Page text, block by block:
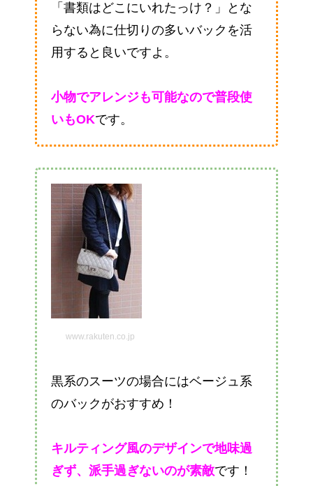
「書類はどこにいれたっけ？」とな
らない為に仕切りの多いバックを活
用すると良いですよ。
小物でアレンジも可能なので普段使
いもOKです。
www.rakuten.co.jp
黒系のスーツの場合にはベージュ系
のバックがおすすめ！
キルティング風のデザインで地味過
ぎず、派手過ぎないのが素敵です！